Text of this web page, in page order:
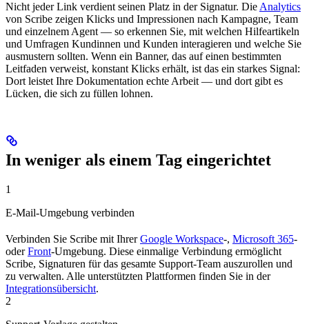
Nicht jeder Link verdient seinen Platz in der Signatur. DieAnalytics
von Scribe zeigen Klicks und Impressionen nach Kampagne, Team
und einzelnem Agent — so erkennen Sie, mit welchen Hilfeartikeln
und Umfragen Kundinnen und Kunden interagieren und welche Sie
ausmustern sollten. Wenn ein Banner, das auf einen bestimmten
Leitfaden verweist, konstant Klicks erhält, ist das ein starkes Signal:
Dort leistet Ihre Dokumentation echte Arbeit — und dort gibt es
Lücken, die sich zu füllen lohnen.
In weniger als einem Tag eingerichtet
1
E-Mail-Umgebung verbinden
Verbinden Sie Scribe mit IhrerGoogle Workspace-, Microsoft 365-
oderFront-Umgebung. Diese einmalige Verbindung ermöglicht
Scribe, Signaturen für das gesamte Support-Team auszurollen und
zu verwalten. Alle unterstützten Plattformen finden Sie in der
Integrationsübersicht.
2